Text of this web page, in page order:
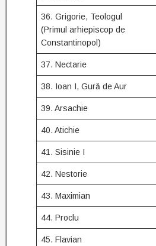
36. Grigorie, Teologul
(Primul arhiepiscop de
Constantinopol)
37. Nectarie
38. Ioan I, Gură de Aur
39. Arsachie
40. Atichie
41. Sisinie I
42. Nestorie
43. Maximian
44. Proclu
45. Flavian